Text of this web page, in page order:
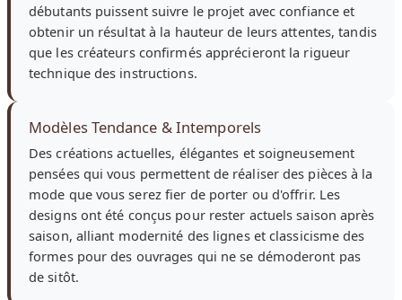
débutants puissent suivre le projet avec confiance et
obtenir un résultat à la hauteur de leurs attentes, tandis
que les créateurs confirmés apprécieront la rigueur
technique des instructions.
Modèles Tendance & Intemporels
Des créations actuelles, élégantes et soigneusement
pensées qui vous permettent de réaliser des pièces à la
mode que vous serez fier de porter ou d'offrir. Les
designs ont été conçus pour rester actuels saison après
saison, alliant modernité des lignes et classicisme des
formes pour des ouvrages qui ne se démoderont pas
de sitôt.